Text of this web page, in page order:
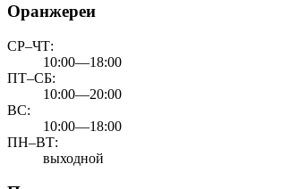
Оранжереи
СР–ЧТ:
10:00—18:00
ПТ–СБ:
10:00—20:00
ВС:
10:00—18:00
ПН–ВТ:
выходной